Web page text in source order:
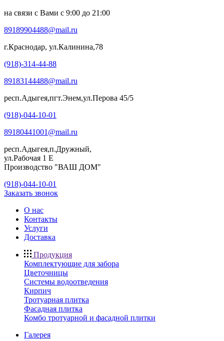
на связи с Вами с 9:00 до 21:00
89189904488@mail.ru
г.Краснодар, ул.Калинина,78
(918)-314-44-88
89183144488@mail.ru
респ.Адыгея,пгт.Энем,ул.Перова 45/5
(918)-044-10-01
89180441001@mail.ru
респ.Адыгея,п.Дружный,
ул.Рабочая 1 Е
Производство "ВАШ ДОМ"
(918)-044-10-01
Заказать звонок
О нас
Контакты
Услуги
Доставка
Продукция
Комплектующие для забора
Цветочницы
Системы водоотведения
Кирпич
Тротуарная плитка
Фасадная плитка
Комбо тротуарной и фасадной плитки
Галерея